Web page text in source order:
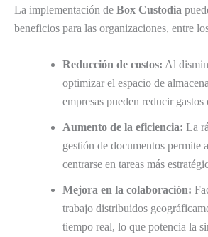
La implementación de Box Custodia
beneficios para las organizaciones, entre
Reducción de costos: Al
optimizar el espacio de
empresas pueden reducir gastos
Aumento de la eficiencia: La
gestión de documentos permite
centrarse en tareas más
Mejora en la colaboración:
trabajo distribuidos
tiempo real, lo que potencia la